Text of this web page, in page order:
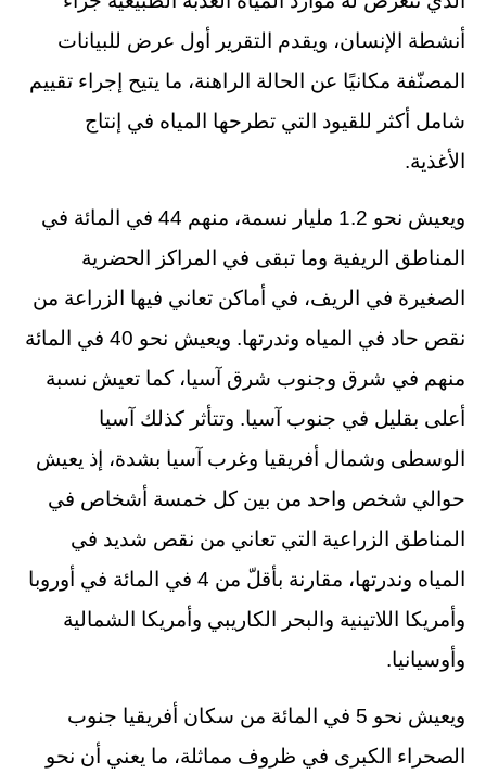
أنشطة الإنسان، ويقدم التقرير أول عرض للبيانات
المصنّفة مكانيًا عن الحالة الراهنة، ما يتيح إجراء تقييم
شامل أكثر للقيود التي تطرحها المياه في إنتاج
الأغذية.
ويعيش نحو 1.2 مليار نسمة، منهم 44 في المائة في
المناطق الريفية وما تبقى في المراكز الحضرية
الصغيرة في الريف، في أماكن تعاني فيها الزراعة من
نقص حاد في المياه وندرتها. ويعيش نحو 40 في المائة
منهم في شرق وجنوب شرق آسيا، كما تعيش نسبة
أعلى بقليل في جنوب آسيا. وتتأثر كذلك آسيا
الوسطى وشمال أفريقيا وغرب آسيا بشدة، إذ يعيش
حوالي شخص واحد من بين كل خمسة أشخاص في
المناطق الزراعية التي تعاني من نقص شديد في
المياه وندرتها، مقارنة بأقلّ من 4 في المائة في أوروبا
وأمريكا اللاتينية والبحر الكاريبي وأمريكا الشمالية
وأوسيانيا.
ويعيش نحو 5 في المائة من سكان أفريقيا جنوب
الصحراء الكبرى في ظروف مماثلة، ما يعني أن نحو